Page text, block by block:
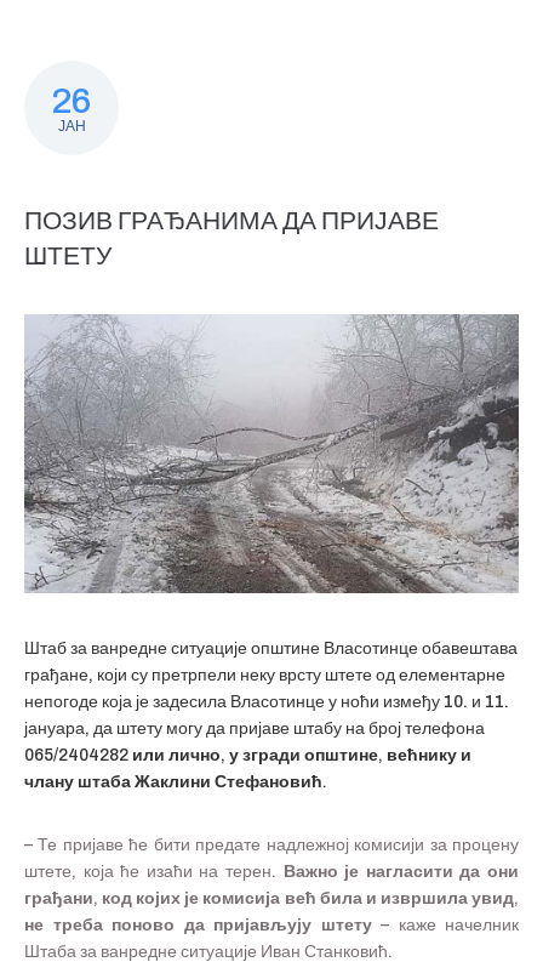
26
ЈАН
ПОЗИВ ГРАЂАНИМА ДА ПРИЈАВЕ
ШТЕТУ
Штаб за ванредне ситуације општине Власотинце обавештава
грађане, који су претрпели неку врсту штете од елементарне
непогоде која је задесила Власотинце у ноћи између 10. и 11.
јануара, да штету могу да пријаве штабу на број телефона
065/2404282 или лично, у згради општине, већнику и
члану штаба Жаклини Стефановић.
– Те пријаве ће бити предате надлежној комисији за процену
штете, која ће изаћи на терен.
Важно је нагласити да они
грађани, код којих је комисија већ била и извршила увид,
не треба поново да пријављују штету– каже начелник
Штаба за ванредне ситуације Иван Станковић.